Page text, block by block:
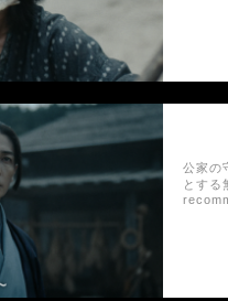
公家の
とす